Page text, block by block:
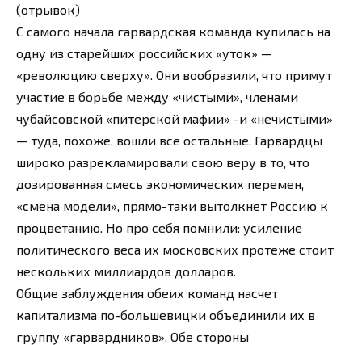
(отрывок)
С самого начала гарвардская команда купилась на
одну из старейших российских «уток» —
«революцию сверху». Они вообразили, что примут
участие в борьбе между «чистыми», членами
чубайсовской «питерской мафии» -и «нечистыми»
— туда, похоже, вошли все остальные. Гарвардцы
широко разрекламировали свою веру в то, что
дозированная смесь экономических перемен,
«смена модели», прямо-таки вытолкнет Россию к
процветанию. Но про себя помнили: усиление
политического веса их московских протеже стоит
нескольких миллиардов долларов.
Общие заблуждения обеих команд насчет
капитализма по-большевицки объединили их в
группу «гарвардников». Обе стороны